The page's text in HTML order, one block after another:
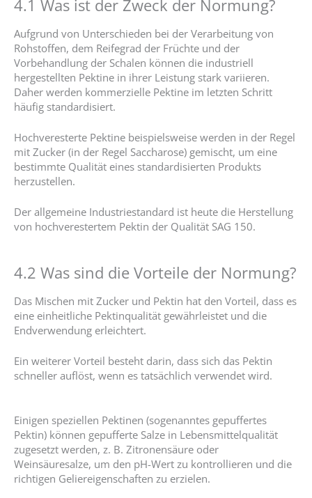
4.1 Was ist der Zweck der Normung?
Aufgrund von Unterschieden bei der Verarbeitung von
Rohstoffen, dem Reifegrad der Früchte und der
Vorbehandlung der Schalen können die industriell
hergestellten Pektine in ihrer Leistung stark variieren.
Daher werden kommerzielle Pektine im letzten Schritt
häufig standardisiert.
Hochveresterte Pektine beispielsweise werden in der Regel
mit Zucker (in der Regel Saccharose) gemischt, um eine
bestimmte Qualität eines standardisierten Produkts
herzustellen.
Der allgemeine Industriestandard ist heute die Herstellung
von hochverestertem Pektin der Qualität SAG 150.
4.2 Was sind die Vorteile der Normung?
Das Mischen mit Zucker und Pektin hat den Vorteil, dass es
eine einheitliche Pektinqualität gewährleistet und die
Endverwendung erleichtert.
Ein weiterer Vorteil besteht darin, dass sich das Pektin
schneller auflöst, wenn es tatsächlich verwendet wird.
Einigen speziellen Pektinen (sogenanntes gepuffertes
Pektin) können gepufferte Salze in Lebensmittelqualität
zugesetzt werden, z. B. Zitronensäure oder
Weinsäuresalze, um den pH-Wert zu kontrollieren und die
richtigen Geliereigenschaften zu erzielen.